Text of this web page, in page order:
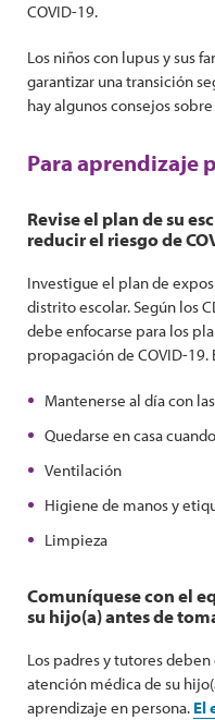
COVID-19.
Los niños con lupus y sus
garantizar una transición
hay algunos consejos
Para aprendizaje
Revise el plan de su
reducir el riesgo de
Investigue el plan de
distrito escolar. Según los
debe enfocarse para los
propagación de COVID-19.
Mantenerse al día con
Quedarse en casa
Ventilación
Higiene de manos y
Limpieza
Comuníquese con el
su hijo(a) antes de
Los padres y tutores
atención médica de su
aprendizaje en persona. El